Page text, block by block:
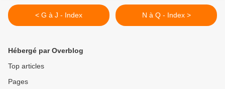
< G à J - Index N à Q - Index >
Hébergé par Overblog
Top articles
Pages